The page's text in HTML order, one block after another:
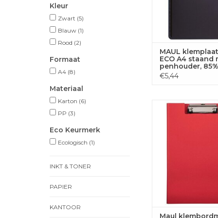
Kleur
Zwart (5)
Blauw (1)
Rood (2)
Formaat
A4 (8)
Materiaal
Karton (6)
PP (3)
Eco Keurmerk
Ecologisch (1)
INKT & TONER
PAPIER
KANTOOR
MAUL
ECO A4 staand
penhouder, 85%
gerecycled
zwart
€5,44
Maul
MAULbalance karton
Maul